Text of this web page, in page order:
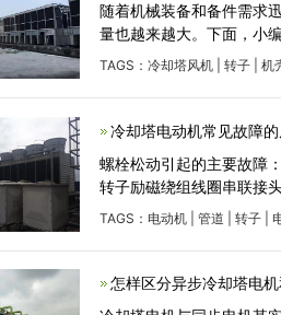
随着机械装备和备件需求
量也越来越大。下面，
TAGS： 冷却塔风机 转子 机
冷却塔电动机常见故障
螺栓松动引起的主要故
转子励磁绕组线圈串联
TAGS： 电动机 管道 转子
怎样区分异步冷却塔电